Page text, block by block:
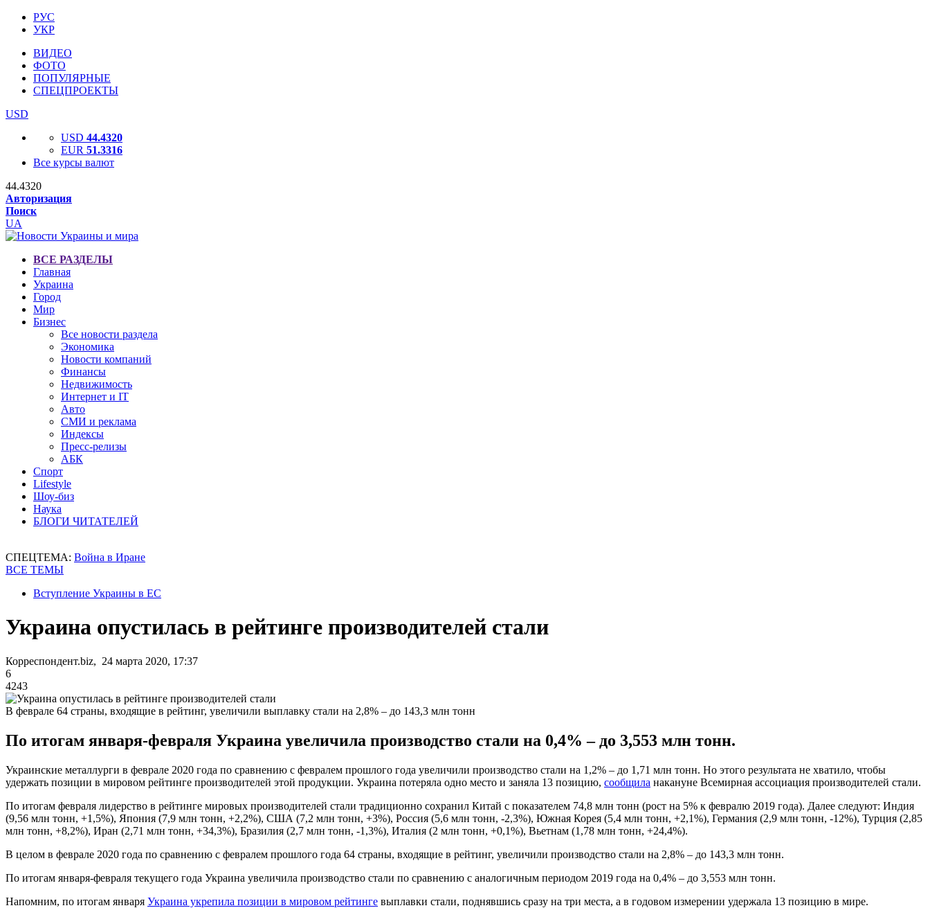
РУС
УКР
ВИДЕО
ФОТО
ПОПУЛЯРНЫЕ
СПЕЦПРОЕКТЫ
USD
USD 44.4320
EUR 51.3316
Все курсы валют
44.4320
Авторизация
Поиск
UA
ВСЕ РАЗДЕЛЫ
Главная
Украина
Город
Мир
Бизнес
Все новости раздела
Экономика
Новости компаний
Финансы
Недвижимость
Интернет и IT
Авто
СМИ и реклама
Индексы
Пресс-релизы
АБК
Спорт
Lifestyle
Шоу-биз
Наука
БЛОГИ ЧИТАТЕЛЕЙ
СПЕЦТЕМА: Война в Иране
ВСЕ ТЕМЫ
Вступление Украины в ЕС
Украина опустилась в рейтинге производителей стали
Корреспондент.biz, 24 марта 2020, 17:37
6
4243
В феврале 64 страны, входящие в рейтинг, увеличили выплавку стали на 2,8% – до 143,3 млн тонн
По итогам января-февраля Украина увеличила производство стали на 0,4% – до 3,553 млн тонн.
Украинские металлурги в феврале 2020 года по сравнению с февралем прошлого года увеличили производство стали на 1,2% – до 1,71 млн тонн. Но этого результата не хватило, чтобы
удержать позиции в мировом рейтинге производителей этой продукции. Украина потеряла одно место и заняла 13 позицию, сообщила накануне Всемирная ассоциация производителей стали.
По итогам февраля лидерство в рейтинге мировых производителей стали традиционно сохранил Китай с показателем 74,8 млн тонн (рост на 5% к февралю 2019 года). Далее следуют: Индия
(9,56 млн тонн, +1,5%), Япония (7,9 млн тонн, +2,2%), США (7,2 млн тонн, +3%), Россия (5,6 млн тонн, -2,3%), Южная Корея (5,4 млн тонн, +2,1%), Германия (2,9 млн тонн, -12%), Турция (2,85
млн тонн, +8,2%), Иран (2,71 млн тонн, +34,3%), Бразилия (2,7 млн тонн, -1,3%), Италия (2 млн тонн, +0,1%), Вьетнам (1,78 млн тонн, +24,4%).
В целом в феврале 2020 года по сравнению с февралем прошлого года 64 страны, входящие в рейтинг, увеличили производство стали на 2,8% – до 143,3 млн тонн.
По итогам января-февраля текущего года Украина увеличила производство стали по сравнению с аналогичным периодом 2019 года на 0,4% – до 3,553 млн тонн.
Напомним, по итогам января Украина укрепила позиции в мировом рейтинге выплавки стали, поднявшись сразу на три места, а в годовом измерении удержала 13 позицию в мире.